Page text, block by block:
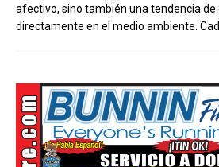
afectivo, sino también una tendencia
directamente en el medio ambiente.